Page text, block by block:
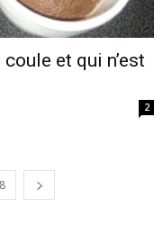
et qui n’est
2